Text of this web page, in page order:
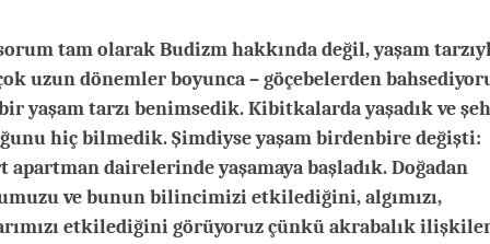
tam olarak Budizm hakkında değil, yaşam
uzun dönemler boyunca – göçebelerden
yaşam tarzı benimsedik. Kibitkalarda yaşadık ve
hiç bilmedik. Şimdiyse yaşam birdenbire değişti:
apartman dairelerinde yaşamaya başladık. Doğadan
ve bunun bilincimizi etkilediğini, algımızı,
etkilediğini görüyoruz çünkü akrabalık